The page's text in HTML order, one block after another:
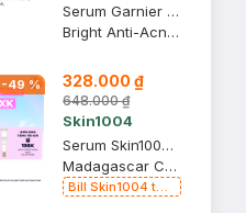
Serum Garnier Giảm Mụn Mờ Thâm Cho Da Dầu, Mụn 30ml
Bright Anti-Acne Booster Serum
-49 % 328.000 ₫
648.000 ₫
Skin1004
Serum Skin1004 Rau Má Làm Dịu & Hỗ Trợ Phục Hồi Da 100ml
Madagascar Centella Ampoule
Bill Skin1004 từ